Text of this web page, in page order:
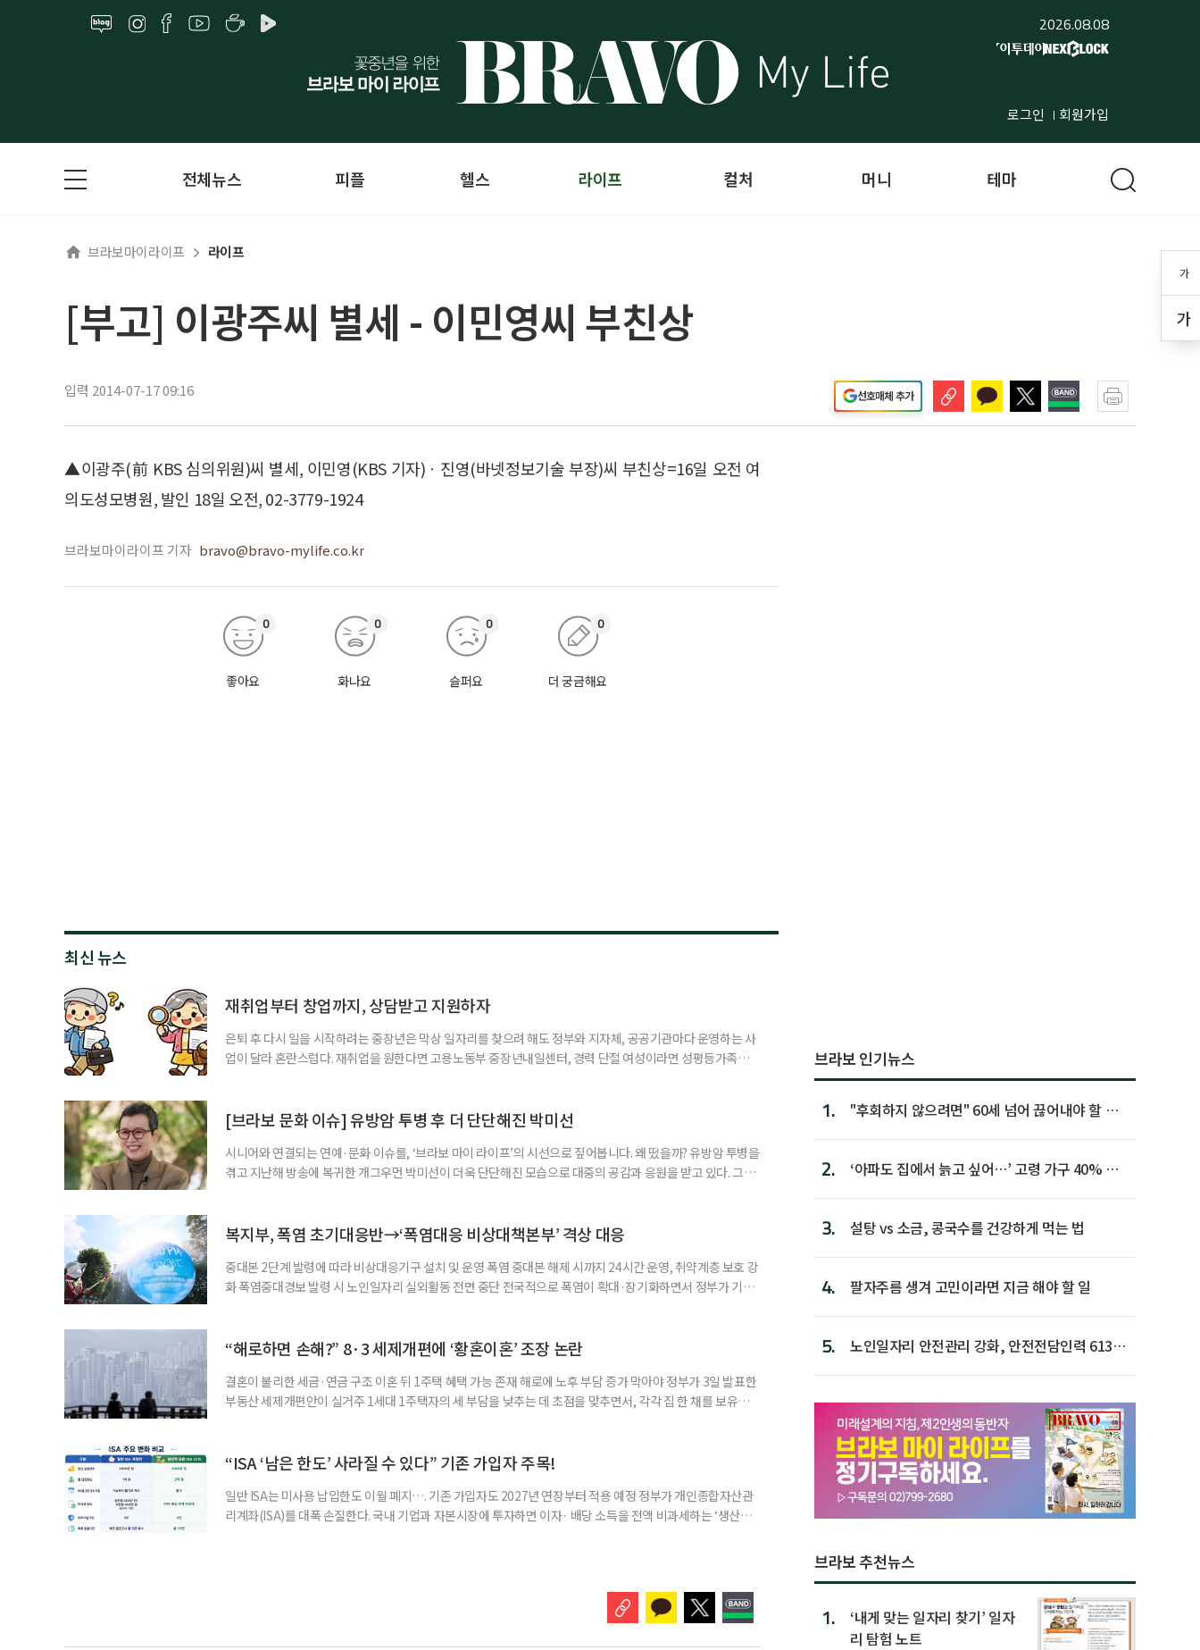
2026.08.08
로그인 회원가입
가
가
전체뉴스 피플 헬스 라이프 컬처 머니 테마
브라보마이라이프 라이프
[부고] 이광주씨 별세 - 이민영씨 부친상
입력 2014-07-17 09:16 선호매체 추가
▲이광주(前 KBS 심의위원)씨 별세, 이민영(KBS 기자)ㆍ진영(바넷정보기술 부장)씨 부친상=16일 오전 여
의도성모병원, 발인 18일 오전, 02-3779-1924
브라보마이라이프 기자 bravo@bravo-mylife.co.kr
좋아요
0
화나요
0
슬퍼요
0
더 궁금해요
0
최신 뉴스
재취업부터 창업까지, 상담받고 지원하자
은퇴 후 다시 일을 시작하려는 중장년은 막상 일자리를 찾으려 해도 정부와 지자체, 공공기관마다 운영하는 사
업이 달라 혼란스럽다. 재취업을 원한다면 고용노동부 중장년내일센터, 경력 단절 여성이라면 성평등가족부
준비부터 구직 수당까지 고용노동부 국민취업지원제도 구직활동이 쉽지 않은 사람을 위한 제도다. 개인별 취
업 지원 계획을 세
[브라보 문화 이슈] 유방암 투병 후 더 단단해진 박미선
시니어와 연결되는 연예·문화 이슈를, ‘브라보 마이 라이프’의 시선으로 짚어봅니다. 왜 떴을까? 유방암 투병을
겪고 지난해 방송에 복귀한 개그우먼 박미선이 더욱 단단해진 모습으로 대중의 공감과 응원을 받고 있다. 그러
까. 오랜 방송 생활 뒤 전해진 투병 소식 박미선은 재치 있는 말솜씨와 공감 능력으로
복지부, 폭염 초기대응반→‘폭염대응 비상대책본부’ 격상 대응
중대본 2단계 발령에 따라 비상대응기구 설치 및 운영 폭염 중대본 해제 시까지 24시간 운영, 취약계층 보호 강
화 폭염중대경보 발령 시 노인일자리 실외활동 전면 중단 전국적으로 폭염이 확대·장기화하면서 정부가 기존
책본부(중대본) 2단계(심각)가 발령된 이후에도 폭염이 전국적으로 확대되고 장기화한 데 따른 것이다. 기존에
“해로하면 손해?” 8·3 세제개편에 ‘황혼이혼’ 조장 논란
결혼이 불리한 세금·연금 구조 이혼 뒤 1주택 혜택 가능 존재 해로에 노후 부담 증가 막아야 정부가 3일 발표한
부동산 세제개편안이 실거주 1세대 1주택자의 세 부담을 낮추는 데 초점을 맞추면서, 각각 집 한 채를 보유한
부가 각자 집 한 채씩을 보유하면 한 세대가 두 채를 가진 것으로 보지만, 실제 이혼해 주거와 생계를 분
“ISA ‘남은 한도’ 사라질 수 있다” 기존 가입자 주목!
일반 ISA는 미사용 납입한도 이월 폐지…. 기존 가입자도 2027년 연장부터 적용 예정 정부가 개인종합자산관
리계좌(ISA)를 대폭 손질한다. 국내 기업과 자본시장에 투자하면 이자· 배당 소득을 전액 비과세하는 ‘생산적
브라보 인기뉴스
1.
"후회하지 않으려면" 60세 넘어 끊어내야 할 사
2.
‘아파도 집에서 늙고 싶어…’ 고령 가구 40% 노
3. 설탕 vs 소금, 콩국수를 건강하게 먹는 법
4. 팔자주름 생겨 고민이라면 지금 해야 할 일
5.
노인일자리 안전관리 강화, 안전전담인력 613명
브라보 추천뉴스
1.
‘내게 맞는 일자리 찾기’ 일자
리 탐험 노트